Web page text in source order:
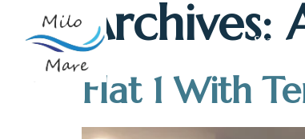
Start
Archives:
Flat 1 With